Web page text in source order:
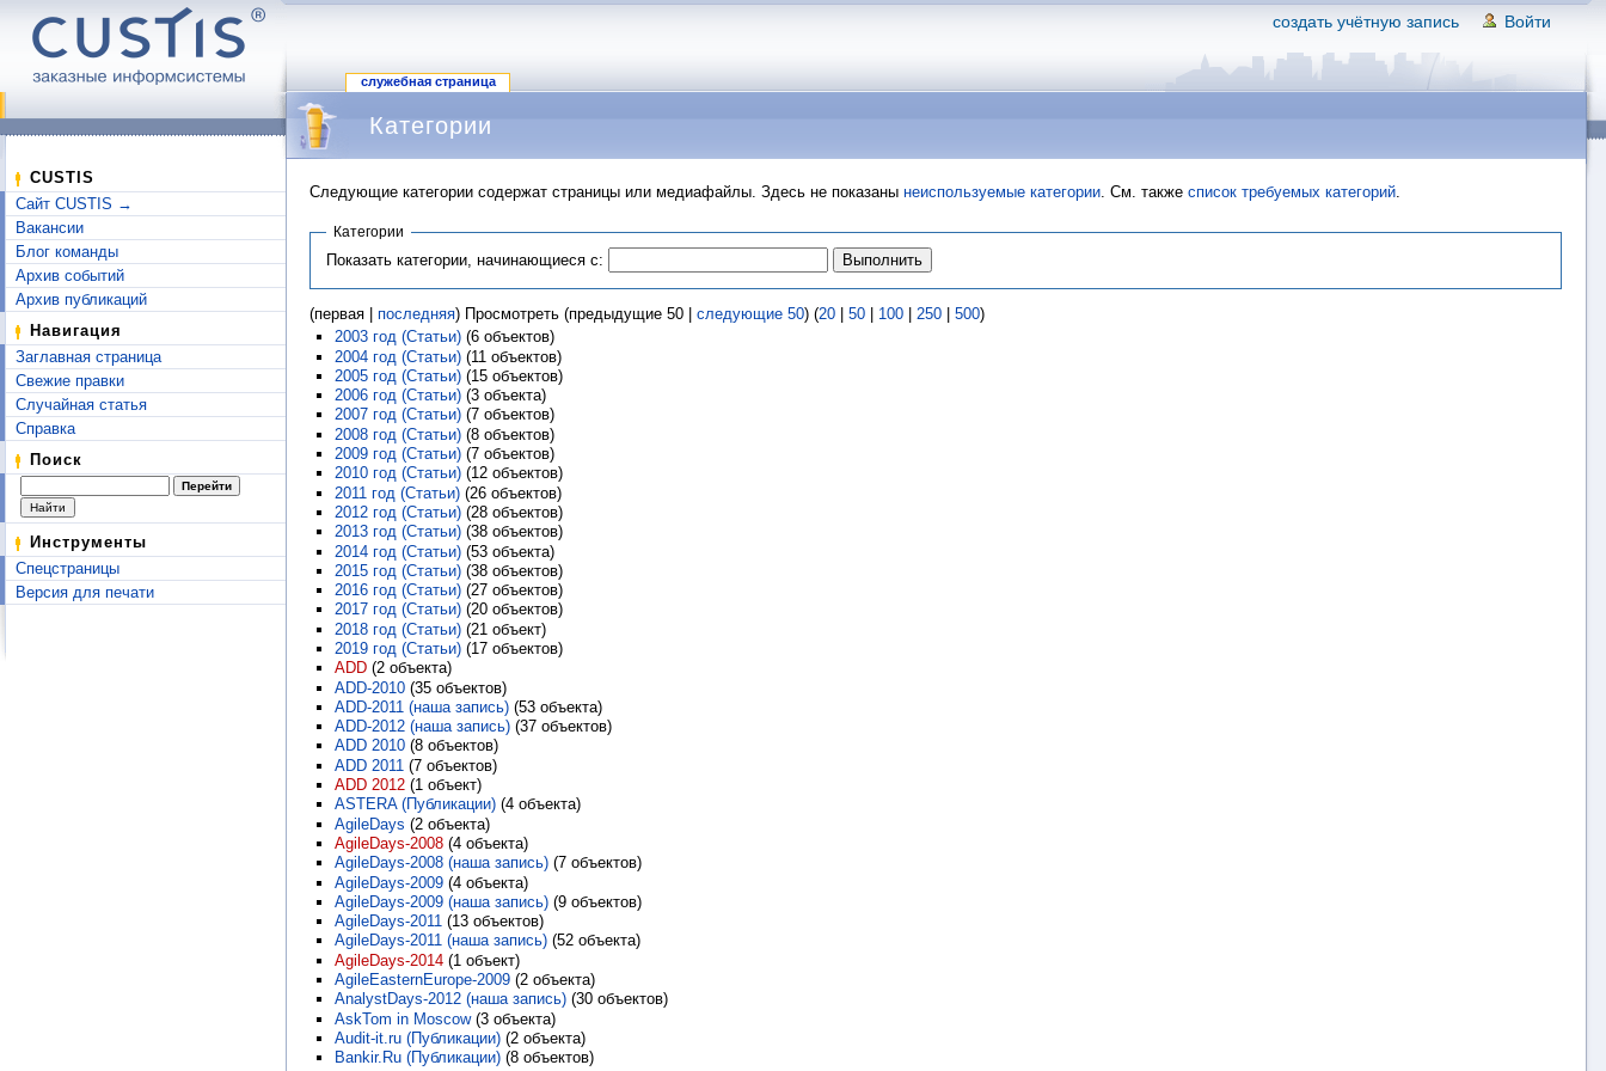
создать учётную запись Войти
служебная страница
CUSTIS
Сайт CUSTIS →
Вакансии
Блог команды
Архив событий
Архив публикаций
Навигация
Заглавная страница
Свежие правки
Случайная статья
Справка
Поиск
Инструменты
Спецстраницы
Версия для печати
Категории
Следующие категории содержат страницы или медиафайлы. Здесь не показаны неиспользуемые категории. См. также список требуемых категорий.
Категории
Показать категории, начинающиеся с:
(первая | последняя) Просмотреть (предыдущие 50 | следующие 50) (20 50 100 250 500)
2003 год (Статьи)‏‎ (6 объектов)
2004 год (Статьи)‏‎ (11 объектов)
2005 год (Статьи)‏‎ (15 объектов)
2006 год (Статьи)‏‎ (3 объекта)
2007 год (Статьи)‏‎ (7 объектов)
2008 год (Статьи)‏‎ (8 объектов)
2009 год (Статьи)‏‎ (7 объектов)
2010 год (Статьи)‏‎ (12 объектов)
2011 год (Статьи)‏‎ (26 объектов)
2012 год (Статьи)‏‎ (28 объектов)
2013 год (Статьи)‏‎ (38 объектов)
2014 год (Статьи)‏‎ (53 объекта)
2015 год (Статьи)‏‎ (38 объектов)
2016 год (Статьи)‏‎ (27 объектов)
2017 год (Статьи)‏‎ (20 объектов)
2018 год (Статьи)‏‎ (21 объект)
2019 год (Статьи)‏‎ (17 объектов)
ADD‏‎ (2 объекта)
ADD-2010‏‎ (35 объектов)
ADD-2011 (наша запись)‏‎ (53 объекта)
ADD-2012 (наша запись)‏‎ (37 объектов)
ADD 2010‏‎ (8 объектов)
ADD 2011 ‏‎ (7 объектов)
ADD 2012‏‎ (1 объект)
ASTERA (Публикации)‏‎ (4 объекта)
AgileDays ‏‎ (2 объекта)
AgileDays-2008‏‎ (4 объекта)
AgileDays-2008 (наша запись)‏‎ (7 объектов)
AgileDays-2009‏‎ (4 объекта)
AgileDays-2009 (наша запись)‏‎ (9 объектов)
AgileDays-2011‏‎ (13 объектов)
AgileDays-2011 (наша запись)‏‎ (52 объекта)
AgileDays-2014‏‎ (1 объект)
AgileEasternEurope-2009‏‎ (2 объекта)
AnalystDays-2012 (наша запись)‏‎ (30 объектов)
AskTom in Moscow‏‎ (3 объекта)
Audit-it.ru (Публикации)‏‎ (2 объекта)
Bankir.Ru (Публикации)‏‎ (8 объектов)